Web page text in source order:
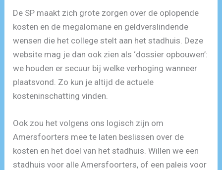
De SP maakt zich grote zorgen over de oplopende
kosten en de megalomane en geldverslindende
wensen die het college stelt aan het stadhuis. Deze
website mag je dan ook zien als ‘dossier opbouwen’:
we houden er secuur bij welke verhoging wanneer
plaatsvond. Zo kun je altijd de actuele
kosteninschatting vinden.
Ook zou het volgens ons logisch zijn om
Amersfoorters mee te laten beslissen over de
kosten en het doel van het stadhuis. Willen we een
stadhuis voor alle Amersfoorters, of een paleis voor